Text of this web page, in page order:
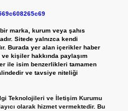
marka, kurum veya şahıs
Sitede yalnızca kendi
Burada yer alan içerikler haber
kişiler hakkında paylaşım
ile isim benzerlikleri tamamen
ve tavsiye niteliği
Teknolojileri ve İletişim Kurumu
olarak hizmet vermektedir. Bu